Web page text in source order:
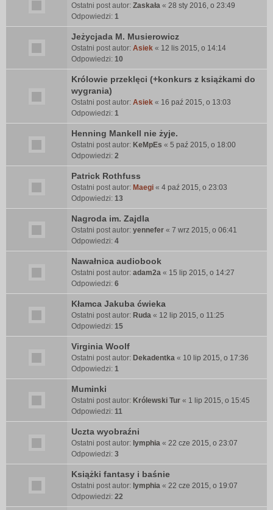
Ostatni post autor: Zaskała « 28 sty 2016, o 23:49
Odpowiedzi: 1
Jeżycjada M. Musierowicz
Ostatni post autor: Asiek « 12 lis 2015, o 14:14
Odpowiedzi: 10
Królowie przeklęci (+konkurs z książkami do
wygrania)
Ostatni post autor: Asiek « 16 paź 2015, o 13:03
Odpowiedzi: 1
Henning Mankell nie żyje.
Ostatni post autor: KeMpEs « 5 paź 2015, o 18:00
Odpowiedzi: 2
Patrick Rothfuss
Ostatni post autor: Maegi « 4 paź 2015, o 23:03
Odpowiedzi: 13
Nagroda im. Zajdla
Ostatni post autor: yennefer « 7 wrz 2015, o 06:41
Odpowiedzi: 4
Nawałnica audiobook
Ostatni post autor: adam2a « 15 lip 2015, o 14:27
Odpowiedzi: 6
Kłamca Jakuba ćwieka
Ostatni post autor: Ruda « 12 lip 2015, o 11:25
Odpowiedzi: 15
Virginia Woolf
Ostatni post autor: Dekadentka « 10 lip 2015, o 17:36
Odpowiedzi: 1
Muminki
Ostatni post autor: Królewski Tur « 1 lip 2015, o 15:45
Odpowiedzi: 11
Uczta wyobraźni
Ostatni post autor: lymphia « 22 cze 2015, o 23:07
Odpowiedzi: 3
Książki fantasy i baśnie
Ostatni post autor: lymphia « 22 cze 2015, o 19:07
Odpowiedzi: 22